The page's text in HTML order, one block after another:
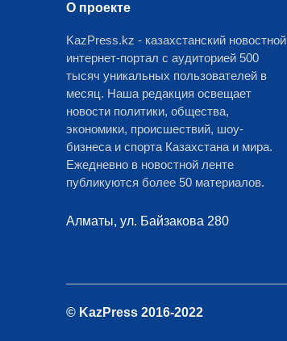
О проекте
KazPress.kz - казахстанский новостной
интернет-портал с аудиторией 500
тысяч уникальных пользователей в
месяц. Наша редакция освещает
новости политики, общества,
экономики, происшествий, шоу-
бизнеса и спорта Казахстана и мира.
Ежедневно в новостной ленте
публикуются более 50 материалов.
Алматы, ул. Байзакова 280
© KazPress 2016-2022